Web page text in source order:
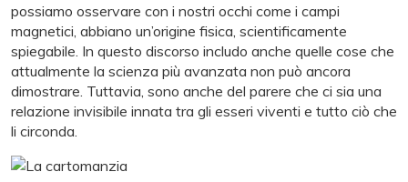
possiamo osservare con i nostri occhi come i campi
magnetici, abbiano un’origine fisica, scientificamente
spiegabile. In questo discorso includo anche quelle cose che
attualmente la scienza più avanzata non può ancora
dimostrare. Tuttavia, sono anche del parere che ci sia una
relazione invisibile innata tra gli esseri viventi e tutto ciò che
li circonda.